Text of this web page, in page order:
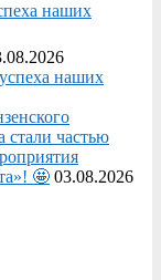
наших
наших
стали частью
🤩 03.08.2026